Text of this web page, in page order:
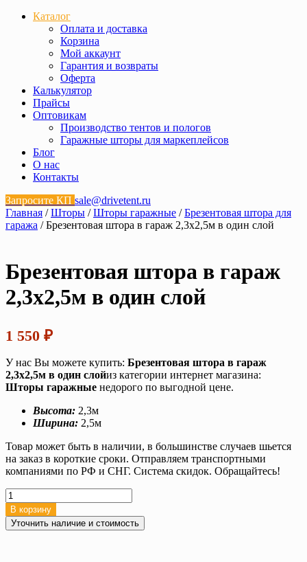
Каталог
Оплата и доставка
Корзина
Мой аккаунт
Гарантия и возвраты
Оферта
Калькулятор
Прайсы
Оптовикам
Производство тентов и пологов
Гаражные шторы для маркеплейсов
Блог
О нас
Контакты
Запросите КП sale@drivetent.ru
Главная /Шторы /Шторы гаражные /Брезентовая штора для
гаража / Брезентовая штора в гараж 2,3х2,5м в один слой
Брезентовая штора в гараж
2,3х2,5м в один слой
1 550 ₽
У нас Вы можете купить: Брезентовая штора в гараж
2,3х2,5м в один слойиз категории интернет магазина:
Шторы гаражные недорого по выгодной цене.
Высота: 2,3м
Ширина: 2,5м
Товар может быть в наличии, в большинстве случаев шьется
на заказ в короткие сроки. Отправляем транспортными
компаниями по РФ и СНГ. Система скидок. Обращайтесь!
Количество
товара
Брезентовая
штора
В корзину
Уточнить наличие и стоимость